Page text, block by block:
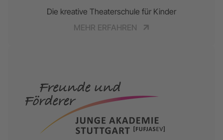
Die kreative Theaterschule für Kinder
MEHR ERFAHREN